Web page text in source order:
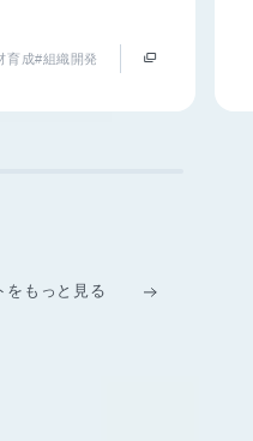
育成#組織開発
をもっと見る